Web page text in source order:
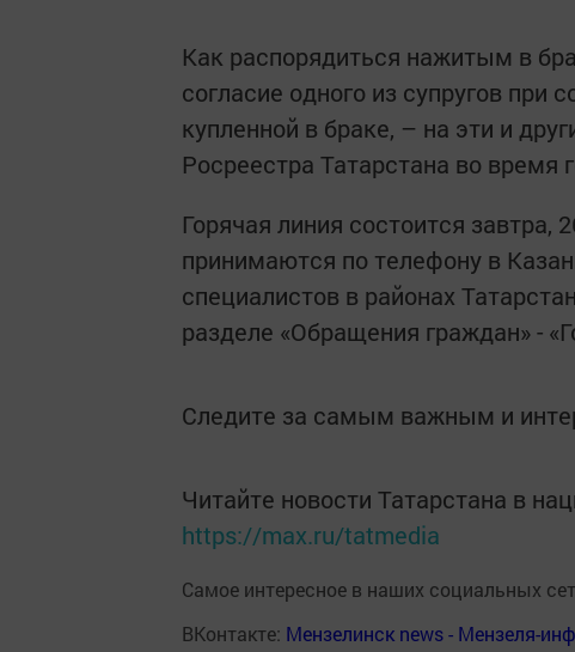
Как распорядиться нажитым в
согласие одного из супругов
купленной в браке, – на эти и
Росреестра Татарстана во время
Горячая линия состоится
принимаются по телефону в
специалистов в районах
разделе «Обращения граждан» -
Следите за самым важным и
Читайте новости Татарстана в
https://max.ru/tatmedia
Самое интересное в наших социальных
ВКонтакте: Мензелинск news - Мензеля-